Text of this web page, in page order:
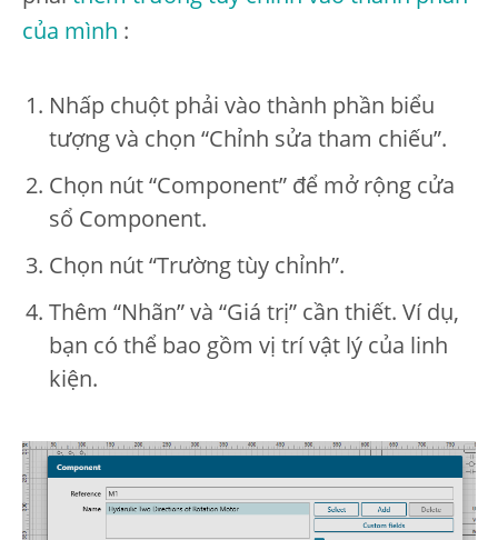
của mình :
Nhấp chuột phải vào thành phần biểu
tượng và chọn “Chỉnh sửa tham chiếu”.
Chọn nút “Component” để mở rộng cửa
sổ Component.
Chọn nút “Trường tùy chỉnh”.
Thêm “Nhãn” và “Giá trị” cần thiết. Ví dụ,
bạn có thể bao gồm vị trí vật lý của linh
kiện.